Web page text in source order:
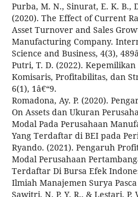
Purba, M. N., Sinurat, E. K. B.,
(2020). The Effect of Current
Asset Turnover and Sales
Manufacturing Company.
Science and Business, 4(3),
Putri, T. D. (2022).
Komisaris, Profitabilitas, dan
6(1), 1â€“9.
Romadona, Ay. P. (2020).
On Assets dan Ukuran
Modal Pada Perusahaan
Yang Terdaftar di BEI pada
Ryando. (2021). Pengaruh
Modal Perusahaan
Terdaftar Di Bursa Efek
Ilmiah Manajemen Surya
Sawitri, N. P. Y. R., & Lestari, P.